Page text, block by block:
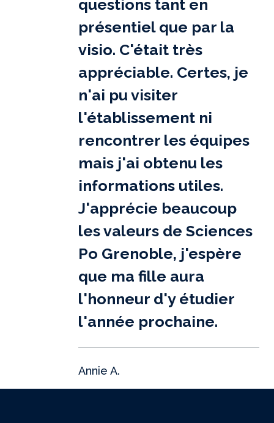
questions tant en
présentiel que par la
visio. C'était très
appréciable. Certes, je
n'ai pu visiter
l'établissement ni
rencontrer les équipes
mais j'ai obtenu les
informations utiles.
J'apprécie beaucoup
les valeurs de Sciences
Po Grenoble, j'espère
que ma fille aura
l'honneur d'y étudier
l'année prochaine.
Annie A.